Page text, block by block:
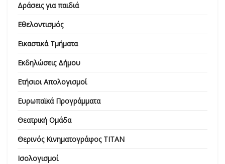
Δράσεις για παιδιά
Εθελοντισμός
Εικαστικά Τμήματα
Εκδηλώσεις Δήμου
Ετήσιοι Απολογισμοί
Ευρωπαϊκά Προγράμματα
Θεατρική Ομάδα
Θερινός Κινηματογράφος ΤΙΤΑΝ
Ισολογισμοί